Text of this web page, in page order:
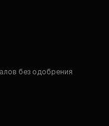
без одобрения